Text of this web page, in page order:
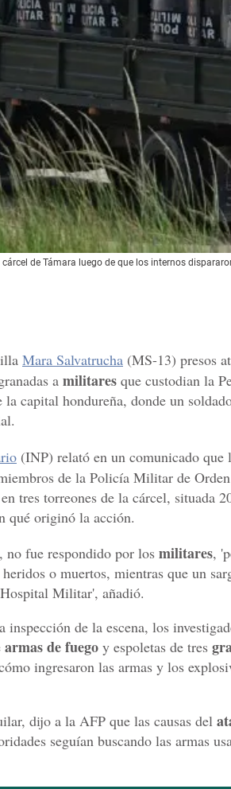
de Támara luego de que los internos
Mara Salvatrucha (MS-13) presos
a militares que custodian la
capital hondureña, donde un
(INP) relató en un comunicado que
de la Policía Militar de
tres torreones de la cárcel, situada
qué originó la acción.
, no fue respondido por los militares,
o muertos, mientras que un
Militar', añadió.
de la escena, los
armas de fuego y espoletas de tres
ingresaron las armas y los
dijo a la AFP que las causas del
seguían buscando las armas